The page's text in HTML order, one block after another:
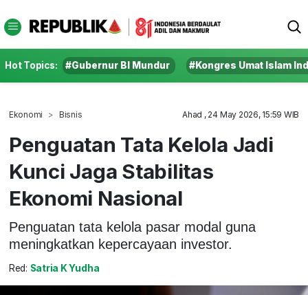
Hot Topics: #Gubernur BI Mundur #Kongres Umat Islam
Ekonomi Bisnis Ahad , 24 May 2026, 15:59 WIB
Penguatan Tata Kelola Jadi
Kunci Jaga Stabilitas
Ekonomi Nasional
Penguatan tata kelola pasar modal guna
meningkatkan kepercayaan investor.
Red: Satria K Yudha